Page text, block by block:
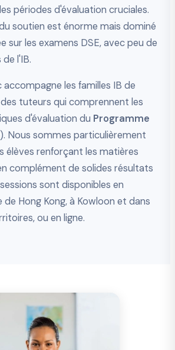
périodes d'évaluation cruciales.
soutien est énorme mais dominé
sur les examens DSE, avec peu de
l'IB.
les familles IB de
tuteurs qui comprennent les
d'évaluation du Programme
Nous sommes particulièrement
élèves renforçant les matières
complément de solides résultats
sont disponibles en
de Hong Kong, à Kowloon et dans
ou en ligne.